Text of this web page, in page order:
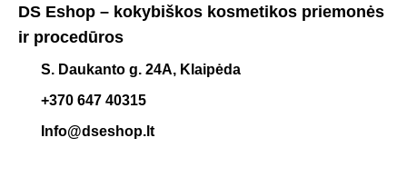
DS Eshop – kokybiškos kosmetikos priemonės
ir procedūros
S. Daukanto g. 24A, Klaipėda
+370 647 40315
Info@dseshop.lt